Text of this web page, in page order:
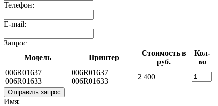
Телефон:
E-mail:
Запрос
Модель
Принтер
Стоимость в
руб.
Кол-
во
006R01637
006R01633
006R01637
006R01633
2 400
Отправить запрос
Имя: